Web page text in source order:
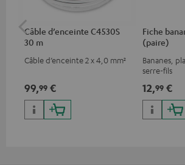
Câble d’enceinte C4530S
30 m
Câble d’enceinte 2 x 4,0 mm²
99,99 €
Fiche
(paire)
Bananes,
serre-fils
12,99 €